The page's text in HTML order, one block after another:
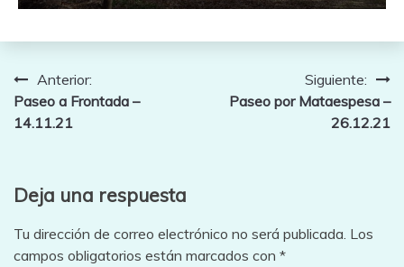
Navegación
de
Anterior:
Paseo a Frontada –
14.11.21
Siguiente:
Paseo por Mataespesa –
26.12.21
Deja una respuesta
Tu dirección de correo electrónico no será publicada. Los
campos obligatorios están marcados con *